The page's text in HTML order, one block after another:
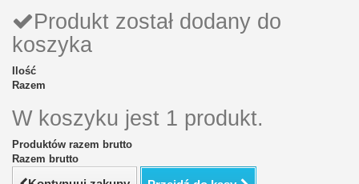
Produkt został dodany do
koszyka
Ilość
Razem
W koszyku jest 1 produkt.
Produktów razem brutto
Razem brutto